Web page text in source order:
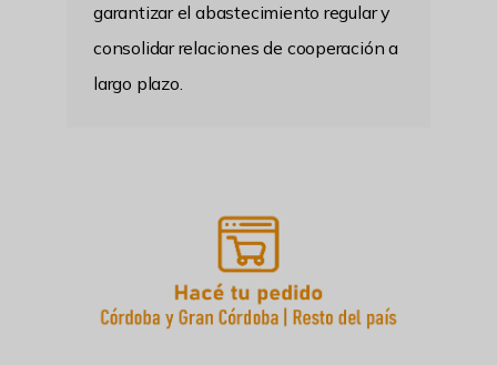
garantizar el abastecimiento regular y
consolidar relaciones de cooperación a
largo plazo.